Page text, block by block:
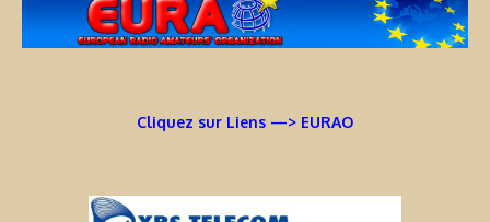
Cliquez sur Liens —> EURAO